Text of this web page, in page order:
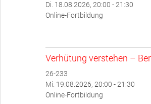
Di. 18.08.2026, 20:00 - 21:30
Online-Fortbildung
Verhütung verstehen –
26-233
Mi. 19.08.2026, 20:00 - 21:30
Online-Fortbildung